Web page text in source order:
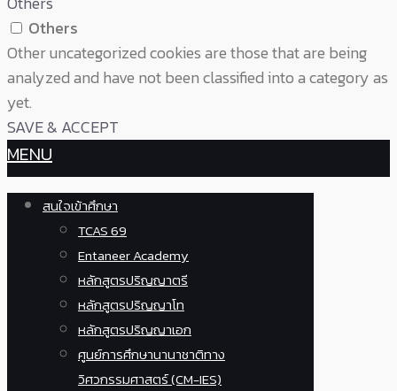
Others
Other uncategorized cookies are those that are being
analyzed and have not been classified into a category as
yet.
SAVE & ACCEPT
MENU
สนใจเข้าศึกษา
TCAS 69
Entaneer Academy
หลักสูตรปริญญาตรี
หลักสูตรปริญญาโท
หลักสูตรปริญญาเอก
ศูนย์การศึกษานานาชาติทาง
วิศวกรรมศาสตร์ (CM-IES)